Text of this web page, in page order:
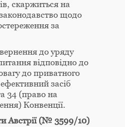
скаржиться на
щодо
за
до уряду
відповідно до
до приватного
засіб
34 (право на
Конвенції.
Австрії (№ 3599/10)